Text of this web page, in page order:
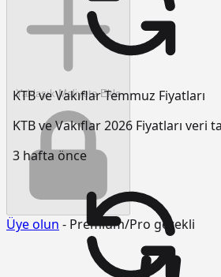
KTB ve Vakıflar Temmuz Fiyatları
KTB ve Vakıflar 2026 Fiyatları veri
3 hafta önce
Yaklaşık Maliyete Ekle
Üye olun - Premium/Pro gerekli